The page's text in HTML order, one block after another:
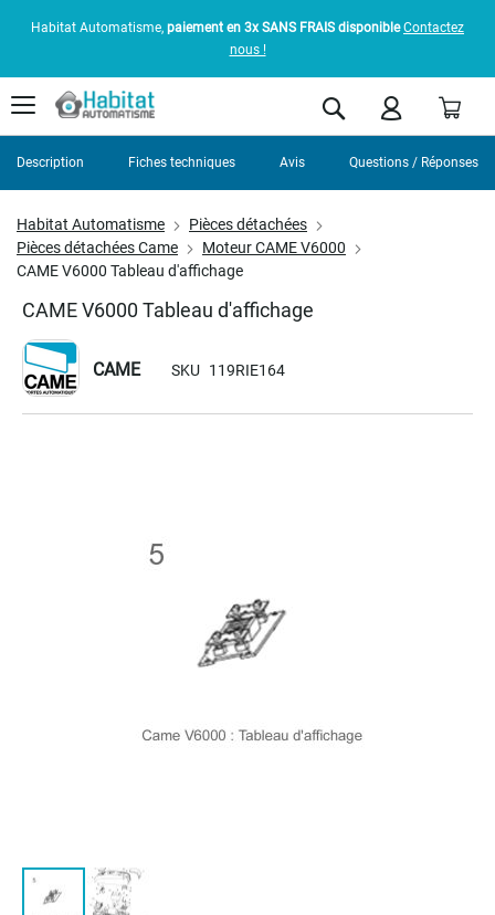
Habitat Automatisme, paiement en 3x SANS FRAIS disponible Contactez
nous !
Rechercher
Habitat Automatisme
Pièces détachées
Pièces détachées Came
Moteur CAME V6000
CAME V6000 Tableau d'affichage
CAME V6000 Tableau d'affichage
CAME SKU 119RIE164
Description Fiches techniques Avis Questions / Réponses